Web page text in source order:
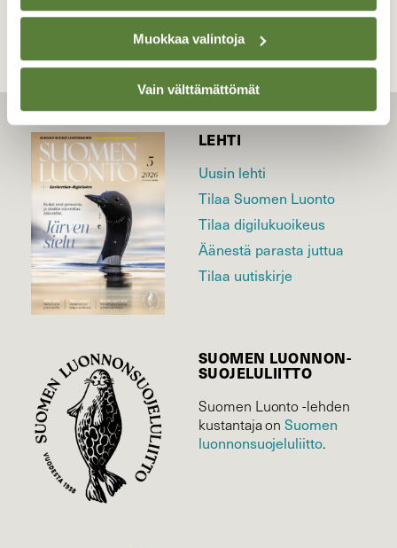
Muokkaa valintoja
Vain välttämättömät
LEHTI
Uusin lehti
Tilaa Suomen Luonto
Tilaa digilukuoikeus
Äänestä parasta juttua
Tilaa uutiskirje
SUOMEN LUONNON­
SUOJELU­LIITTO
Suomen Luonto -lehden
kustantaja onSuomen
luonnonsuojelu­liitto.